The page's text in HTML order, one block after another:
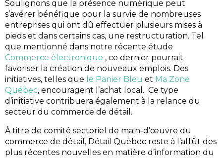
Soulignons que la présence numérique peut
s’avérer bénéfique pour la survie de nombreuses
entreprises qui ont dû effectuer plusieurs mises à
pieds et dans certains cas, une restructuration. Tel
que mentionné dans notre récente étude
Commerce électronique , ce dernier pourrait
favoriser la création de nouveaux emplois. Des
initiatives, telles que le Panier Bleu et Ma Zone
Québec, encouragent l’achat local. Ce type
d’initiative contribuera également à la relance du
secteur du commerce de détail.
À titre de comité sectoriel de main-d’œuvre du
commerce de détail, Détail Québec reste à l’affût des
plus récentes nouvelles en matière d’information du